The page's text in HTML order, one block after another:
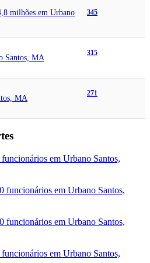
milhões em Urbano
345
Santos, MA
315
MA
271
em Urbano Santos,
funcionários em Urbano Santos,
funcionários em Urbano Santos,
em Urbano Santos,